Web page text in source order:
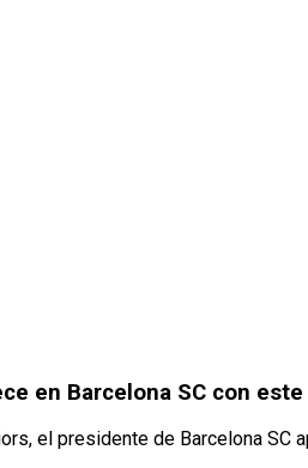
en Barcelona SC con
el presidente de Barcelona SC